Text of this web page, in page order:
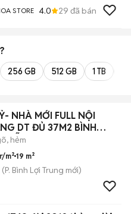
STORE 4.0 29 đã bán
256 GB 512 GB 1 TB
NHÀ MỚI FULL NỘI
DT ĐỦ 37M2 BÌNH
hẻm
m² 19 m²
(P. Bình Lợi Trung mới)